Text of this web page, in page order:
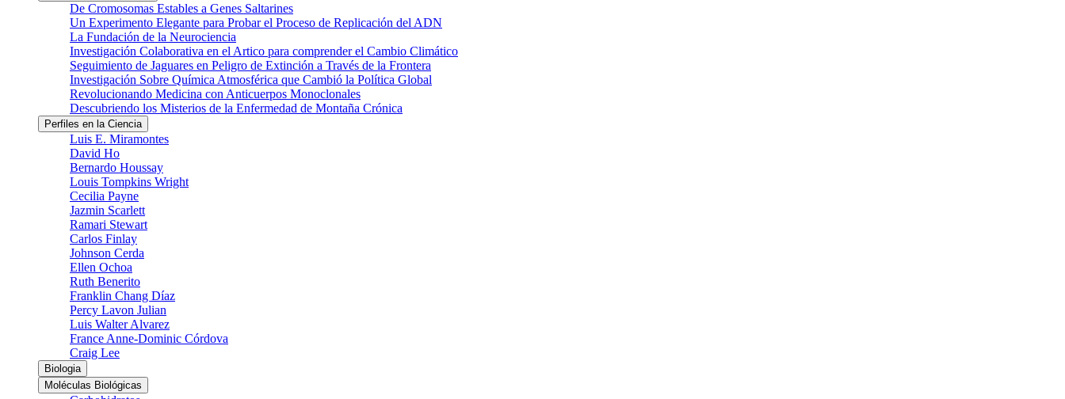
De Cromosomas Estables a Genes Saltarines
Un Experimento Elegante para Probar el Proceso de Replicación del ADN
La Fundación de la Neurociencia
Investigación Colaborativa en el Artico para comprender el Cambio Climático
Seguimiento de Jaguares en Peligro de Extinción a Través de la Frontera
Investigación Sobre Química Atmosférica que Cambió la Política Global
Revolucionando Medicina con Anticuerpos Monoclonales
Descubriendo los Misterios de la Enfermedad de Montaña Crónica
Perfiles en la Ciencia
Luis E. Miramontes
David Ho
Bernardo Houssay
Louis Tompkins Wright
Cecilia Payne
Jazmin Scarlett
Ramari Stewart
Carlos Finlay
Johnson Cerda
Ellen Ochoa
Ruth Benerito
Franklin Chang Díaz
Percy Lavon Julian
Luis Walter Alvarez
France Anne-Dominic Córdova
Craig Lee
Biologia
Moléculas Biológicas